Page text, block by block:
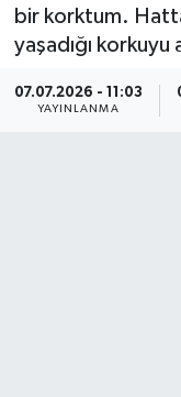
bir korktum.
yaşadığı korkuyu
07.07.2026 - 11:03
YAYINLANMA
SAĞLIK
DÜNYA